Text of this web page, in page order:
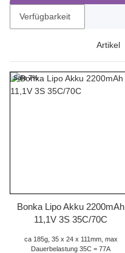
Verfügbarkeit
Artikel
Sale 7%
Bonka Lipo Akku 2200mAh
11,1V 3S 35C/70C
ca 185g, 35 x 24 x 111mm, max
Dauerbelastung 35C = 77A